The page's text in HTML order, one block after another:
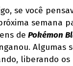
se você
semana
de Pokémon
Algumas
liberando os